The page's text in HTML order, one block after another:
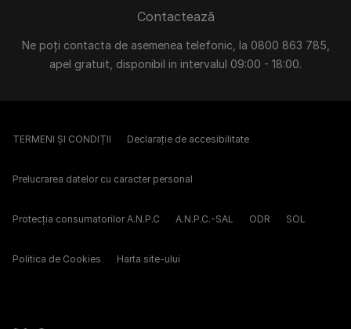
Contactează
Ne poți contacta de asemenea telefonic, la 0800 863 785,
apel gratuit, disponibil in intervalul 09:00 - 18:00.
TERMENI ȘI CONDIȚII Declarație de accesibilitate
Prelucrarea datelor cu caracter personal
Protecția consumatorilor A.N.P.C A.N.P.C.-SAL ODR SOL
Politica de Cookies Harta site-ului